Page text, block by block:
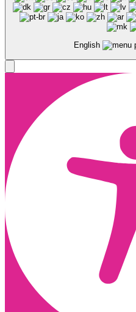
English